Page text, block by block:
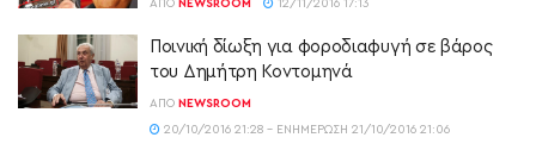
ΑΠΌ NEWSROOM 12/11/2016 17:13
Ποινική δίωξη για φοροδιαφυγή σε βάρος
του Δημήτρη Κοντομηνά
ΑΠΌ NEWSROOM
20/10/2016 21:28 - ΕΝΗΜΈΡΩΣΗ 21/10/2016 21:06